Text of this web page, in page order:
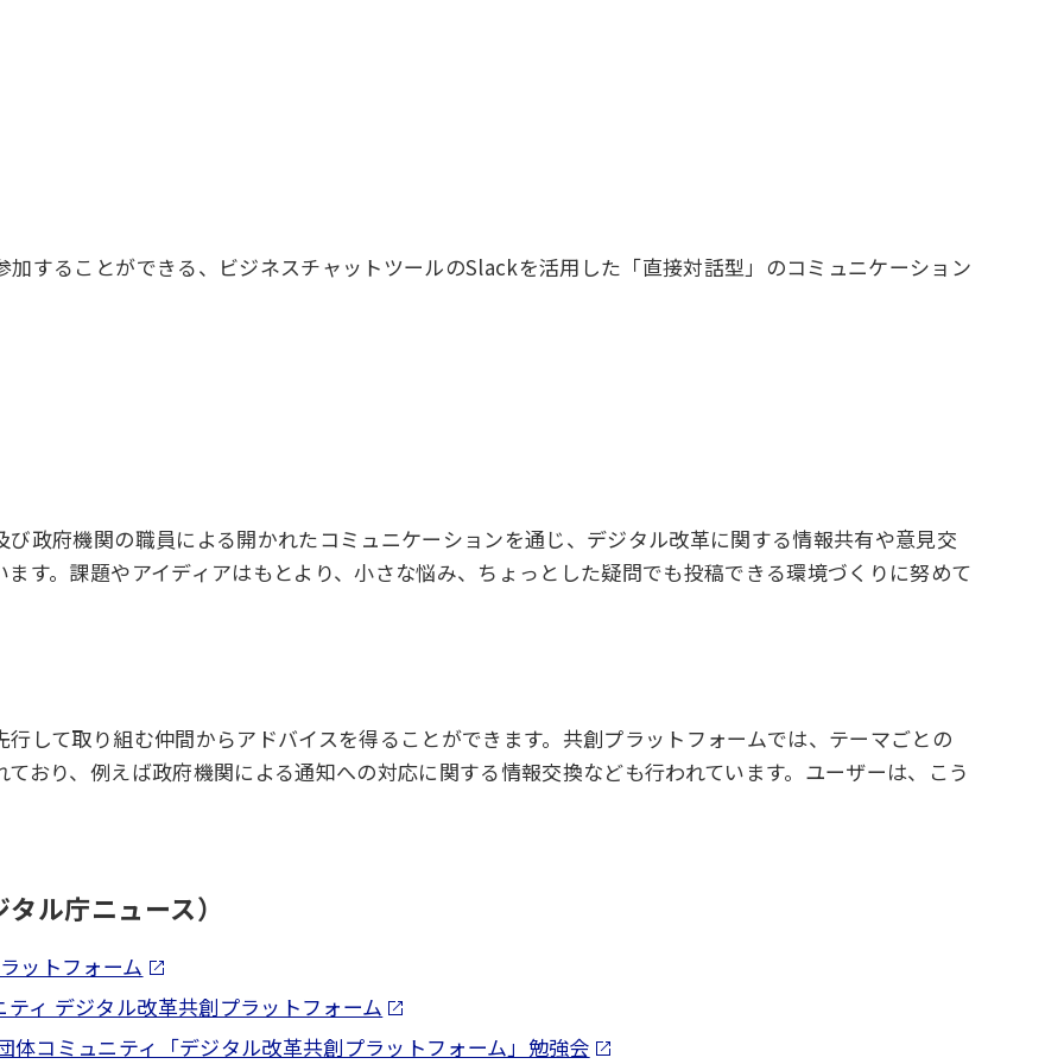
することができる、ビジネスチャットツールのSlackを活用した「直接対話型」のコミュニケーション
政府機関の職員による開かれたコミュニケーションを通じ、デジタル改革に関する情報共有や意見交
す。課題やアイディアはもとより、小さな悩み、ちょっとした疑問でも投稿できる環境づくりに努めて
して取り組む仲間からアドバイスを得ることができます。共創プラットフォームでは、テーマごとの
おり、例えば政府機関による通知への対応に関する情報交換なども行われています。ユーザーは、こう
ル庁ニュース）
ットフォーム
ィ デジタル改革共創プラットフォーム
体コミュニティ「デジタル改革共創プラットフォーム」勉強会